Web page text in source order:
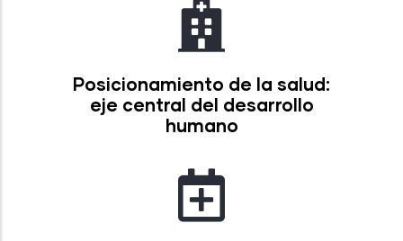
Posicionamiento de la salud:
eje central del desarrollo
humano